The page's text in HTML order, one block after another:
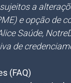
a
e opção de
Saúde,
de
(FAQ)